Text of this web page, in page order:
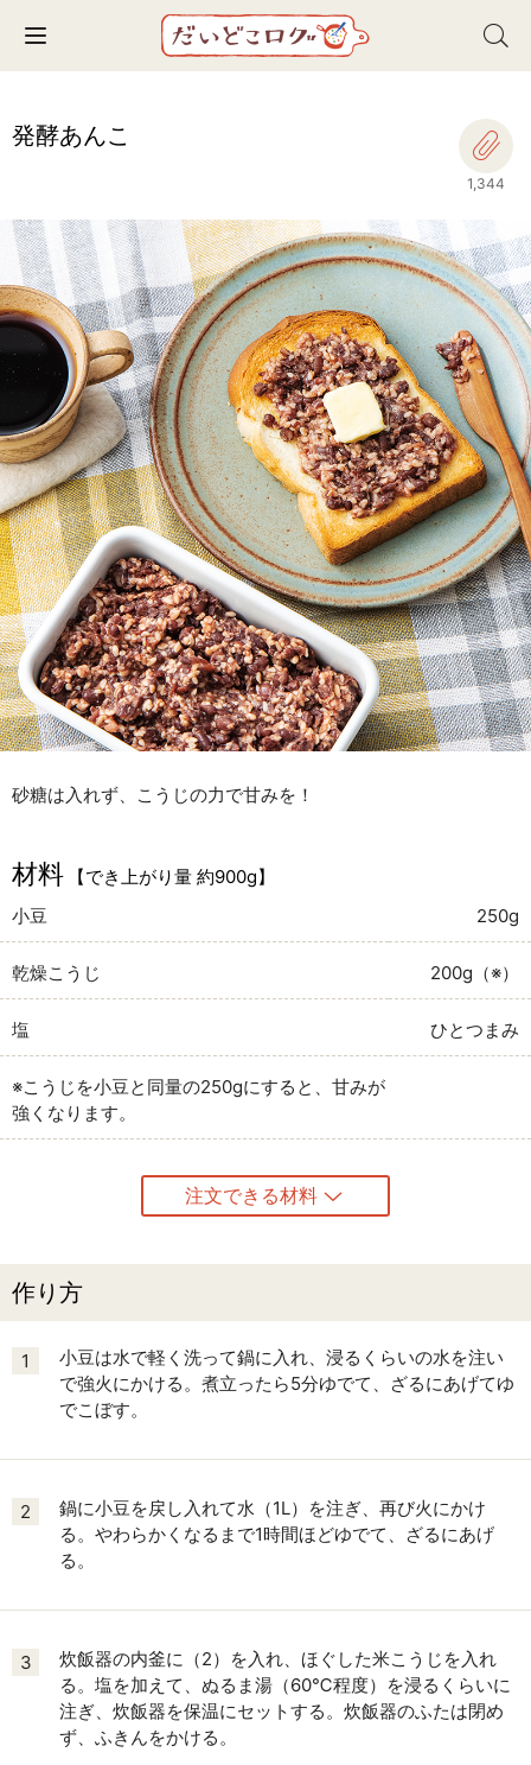
Toggle navigation
発酵あんこ
1,344
砂糖は入れず、こうじの力で甘みを！
材料
【でき上がり量 約900g】
小豆
250g
乾燥こうじ 200g（※）
塩 ひとつまみ
※こうじを小豆と同量の250gにすると、甘みが
強くなります。
注文できる材料
作り方
1
小豆は水で軽く洗って鍋に入れ、浸るくらいの水を注い
で強火にかける。煮立ったら5分ゆでて、ざるにあげてゆ
でこぼす。
2
鍋に小豆を戻し入れて水（1L）を注ぎ、再び火にかけ
る。やわらかくなるまで1時間ほどゆでて、ざるにあげ
る。
3
炊飯器の内釜に（2）を入れ、ほぐした米こうじを入れ
る。塩を加えて、ぬるま湯（60℃程度）を浸るくらいに
注ぎ、炊飯器を保温にセットする。炊飯器のふたは閉め
ず、ふきんをかける。